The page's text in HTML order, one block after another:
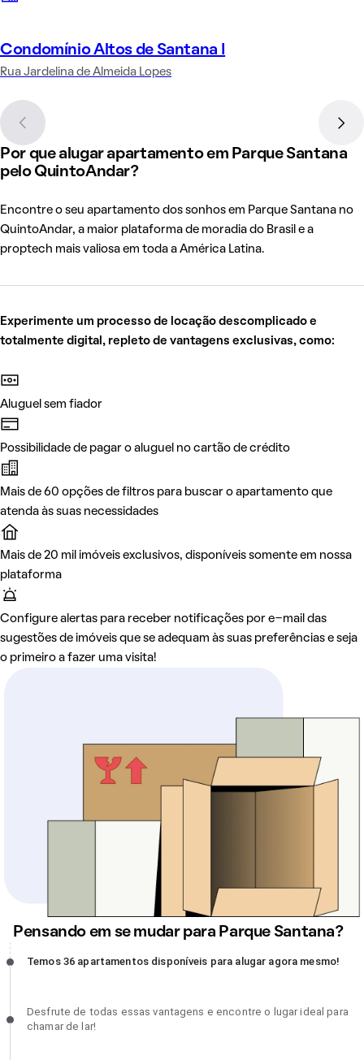
Condomínio Altos de Santana I
Rua Jardelina de Almeida Lopes
Por que alugar apartamento em Parque Santana
pelo QuintoAndar?
Encontre o seu apartamento dos sonhos em Parque Santana no
QuintoAndar, a maior plataforma de moradia do Brasil e a
proptech mais valiosa em toda a América Latina.
Experimente um processo de locação descomplicado e
totalmente digital, repleto de vantagens exclusivas, como:
Aluguel sem fiador
Possibilidade de pagar o aluguel no cartão de crédito
Mais de 60 opções de filtros para buscar o apartamento que
atenda às suas necessidades
Mais de 20 mil imóveis exclusivos, disponíveis somente em nossa
plataforma
Configure alertas para receber notificações por e-mail das
sugestões de imóveis que se adequam às suas preferências e seja
o primeiro a fazer uma visita!
Pensando em se mudar para Parque Santana?
Temos 36 apartamentos disponíveis para alugar agora mesmo!,
Temos 36 apartamentos disponíveis para alugar agora mesmo!
Desfrute de todas essas vantagens e encontre o lugar ideal para
chamar de lar!, incompleto
Desfrute de todas essas vantagens e encontre o lugar ideal para
chamar de lar!